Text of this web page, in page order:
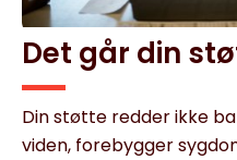
Det går din
Din støtte redder ikke
viden, forebygger